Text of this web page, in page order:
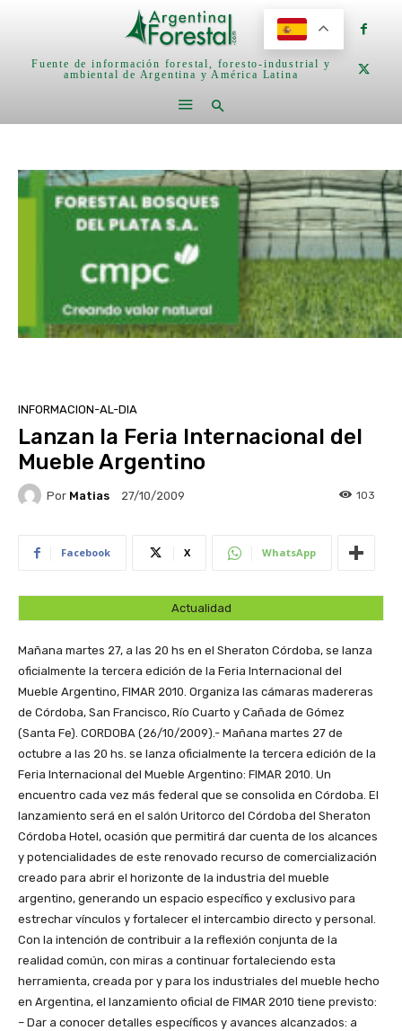
Fuente de información forestal, foresto-industrial y
ambiental de Argentina y América Latina
INFORMACION-AL-DIA
Lanzan la Feria Internacional del
Mueble Argentino
Por Matias 27/10/2009 103
Facebook X WhatsApp
Actualidad
Mañana martes 27, a las 20 hs en el Sheraton Córdoba, se lanza
oficialmente la tercera edición de la Feria Internacional del
Mueble Argentino, FIMAR 2010. Organiza las cámaras madereras
de Córdoba, San Francisco, Río Cuarto y Cañada de Gómez
(Santa Fe). CORDOBA (26/10/2009).- Mañana martes 27 de
octubre a las 20 hs. se lanza oficialmente la tercera edición de la
Feria Internacional del Mueble Argentino: FIMAR 2010. Un
encuentro cada vez más federal que se consolida en Córdoba. El
lanzamiento será en el salón Uritorco del Córdoba del Sheraton
Córdoba Hotel, ocasión que permitirá dar cuenta de los alcances
y potencialidades de este renovado recurso de comercialización
creado para abrir el horizonte de la industria del mueble
argentino, generando un espacio específico y exclusivo para
estrechar vínculos y fortalecer el intercambio directo y personal.
Con la intención de contribuir a la reflexión conjunta de la
realidad común, con miras a continuar fortaleciendo esta
herramienta, creada por y para los industriales del mueble hecho
en Argentina, el lanzamiento oficial de FIMAR 2010 tiene previsto:
– Dar a conocer detalles específicos y avances alcanzados: a